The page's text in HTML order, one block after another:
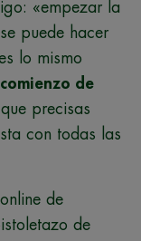
«empezar la
puede hacer
lo mismo
de
precisas
con todas las
online de
de